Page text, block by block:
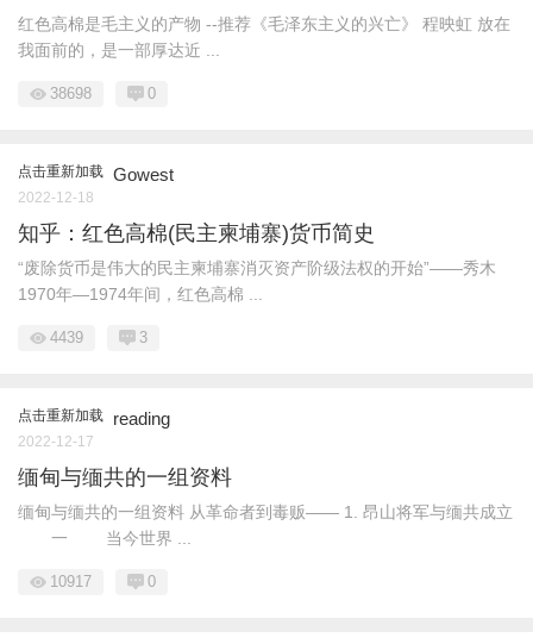
红色高棉是毛主义的产物 --推荐《毛泽东主义的兴亡》 程映虹 放在
我面前的，是一部厚达近 ...
38698 0
点击重新加载 Gowest
2022-12-18
知乎：红色高棉(民主柬埔寨)货币简史
“废除货币是伟大的民主柬埔寨消灭资产阶级法权的开始”——秀木
1970年—1974年间，红色高棉 ...
4439 3
点击重新加载 reading
2022-12-17
缅甸与缅共的一组资料
缅甸与缅共的一组资料 从革命者到毒贩—— 1. 昂山将军与缅共成立
一 当今世界 ...
10917 0